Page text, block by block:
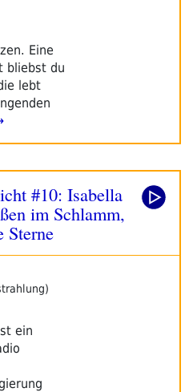
Eine
bliebst du
lebt
#10: Isabella
im Schlamm,
Sterne
ein